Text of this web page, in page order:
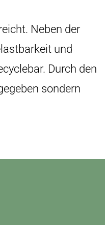
Neben der
und
Durch den
sondern